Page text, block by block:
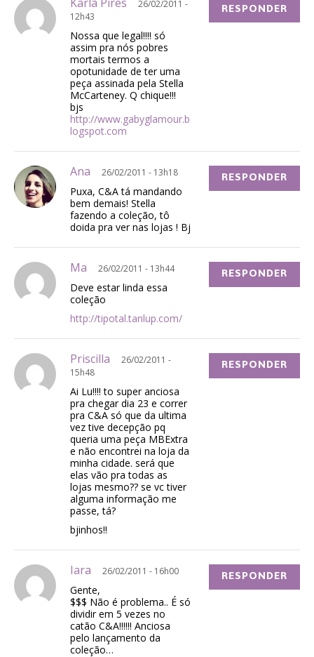
26/02/2011 -
12h43
Nossa que legal!!!! só
assim pra nós pobres
mortais termos a
opotunidade de ter uma
peça assinada pela Stella
McCarteney. Q chique!!!
bjs
http://www.gabyglamour.b
logspot.com
RESPONDER
Ana 26/02/2011 - 13h18
Puxa, C&A tá mandando
bem demais! Stella
fazendo a coleção, tô
doida pra ver nas lojas ! Bj
RESPONDER
Ma 26/02/2011 - 13h44
Deve estar linda essa
coleção
http://tipotal.tanlup.com/
RESPONDER
Priscilla
26/02/2011 -
15h48
Ai Lu!!!! to super anciosa
pra chegar dia 23 e correr
pra C&A só que da ultima
vez tive decepção pq
queria uma peça MBExtra
e não encontrei na loja da
minha cidade. será que
elas vão pra todas as
lojas mesmo?? se vc tiver
alguma informação me
passe, tá?
bjinhos!!
RESPONDER
Iara 26/02/2011 - 16h00
Gente,
$$$ Não é problema.. É só
dividir em 5 vezes no
catão C&A!!!!!! Anciosa
pelo lançamento da
coleção…
RESPONDER